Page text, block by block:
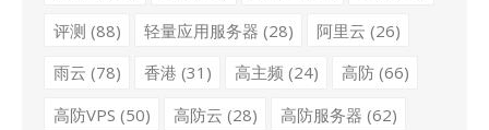
评测 (88) 轻量应用服务器 (28) 阿里云 (26)
雨云 (78) 香港 (31) 高主频 (24) 高防(66)
高防VPS (50) 高防云 (28) 高防服务器 (62)